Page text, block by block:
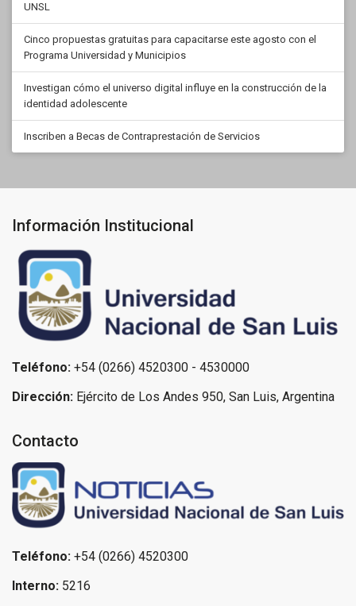
UNSL
Cinco propuestas gratuitas para capacitarse este agosto con el
Programa Universidad y Municipios
Investigan cómo el universo digital influye en la construcción de la
identidad adolescente
Inscriben a Becas de Contraprestación de Servicios
Información Institucional
Teléfono: +54 (0266) 4520300 - 4530000
Dirección: Ejército de Los Andes 950, San Luis, Argentina
Contacto
Teléfono: +54 (0266) 4520300
Interno: 5216